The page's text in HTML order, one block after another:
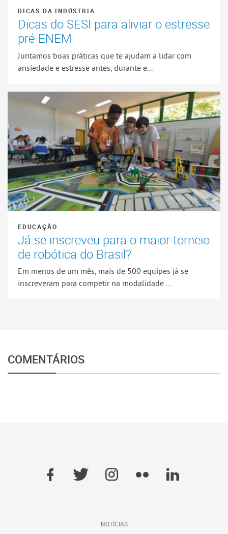
DICAS DA INDÚSTRIA
Dicas do SESI para aliviar o estresse
pré-ENEM
Juntamos boas práticas que te ajudam a lidar com
ansiedade e estresse antes, durante e...
EDUCAÇÃO
Já se inscreveu para o maior torneio
de robótica do Brasil?
Em menos de um mês, mais de 500 equipes já se
inscreveram para competir na modalidade ...
COMENTÁRIOS
NOTÍCIAS